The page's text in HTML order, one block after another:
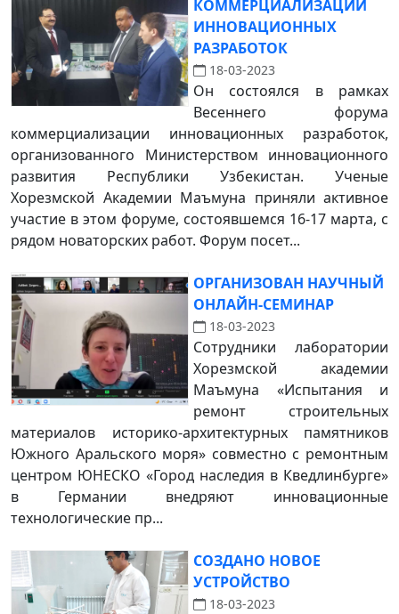
КОММЕРЦИАЛИЗАЦИИ
ИННОВАЦИОННЫХ
РАЗРАБОТОК
18-03-2023
Он состоялся в рамках
Весеннего форума
коммерциализации инновационных разработок,
организованного Министерством инновационного
развития Республики Узбекистан. Ученые
Хорезмской Академии Маъмуна приняли активное
участие в этом форуме, состоявшемся 16-17 марта, с
рядом новаторских работ. Форум посет...
ОРГАНИЗОВАН НАУЧНЫЙ
ОНЛАЙН-СЕМИНАР
18-03-2023
Сотрудники лаборатории
Хорезмской академии
Маъмуна «Испытания и
ремонт строительных
материалов историко-архитектурных памятников
Южного Аральского моря» совместно с ремонтным
центром ЮНЕСКО «Город наследия в Кведлинбурге»
в Германии внедряют инновационные
технологические пр...
СОЗДАНО НОВОЕ
УСТРОЙСТВО
18-03-2023